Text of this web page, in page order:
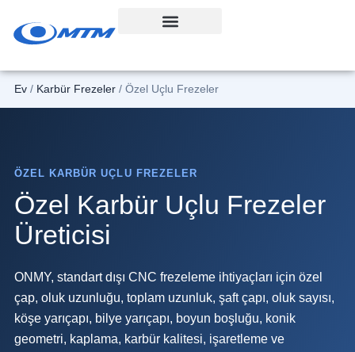
geç
Ev/ Karbür Frezeler/ Özel Uçlu Frezeler
ÖZEL KARBÜR UÇLU FREZELER
Özel Karbür Uçlu Frezeler
Üreticisi
ONMY, standart dışı CNC frezeleme ihtiyaçları için özel
çap, oluk uzunluğu, toplam uzunluk, şaft çapı, oluk sayısı,
köşe yarıçapı, bilye yarıçapı, boyun boşluğu, konik
geometri, kaplama, karbür kalitesi, işaretleme ve